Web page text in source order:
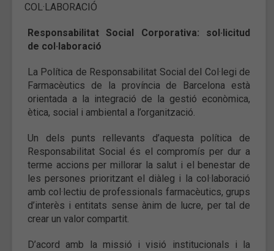
COL·LABORACIÓ
Responsabilitat Social Corporativa: sol·licitud
de col·laboració
La Política de Responsabilitat Social del Col·legi de
Farmacèutics de la província de Barcelona està
orientada a la integració de la gestió econòmica,
ètica, social i ambiental a l’organització.
Un dels punts rellevants d’aquesta política de
Responsabilitat Social és el compromís per dur a
terme accions per millorar la salut i el benestar de
les persones prioritzant el diàleg i la col·laboració
amb col·lectiu de professionals farmacèutics, grups
d’interès i entitats sense ànim de lucre, per tal de
crear un valor compartit.
D’acord amb la missió i visió institucionals i la